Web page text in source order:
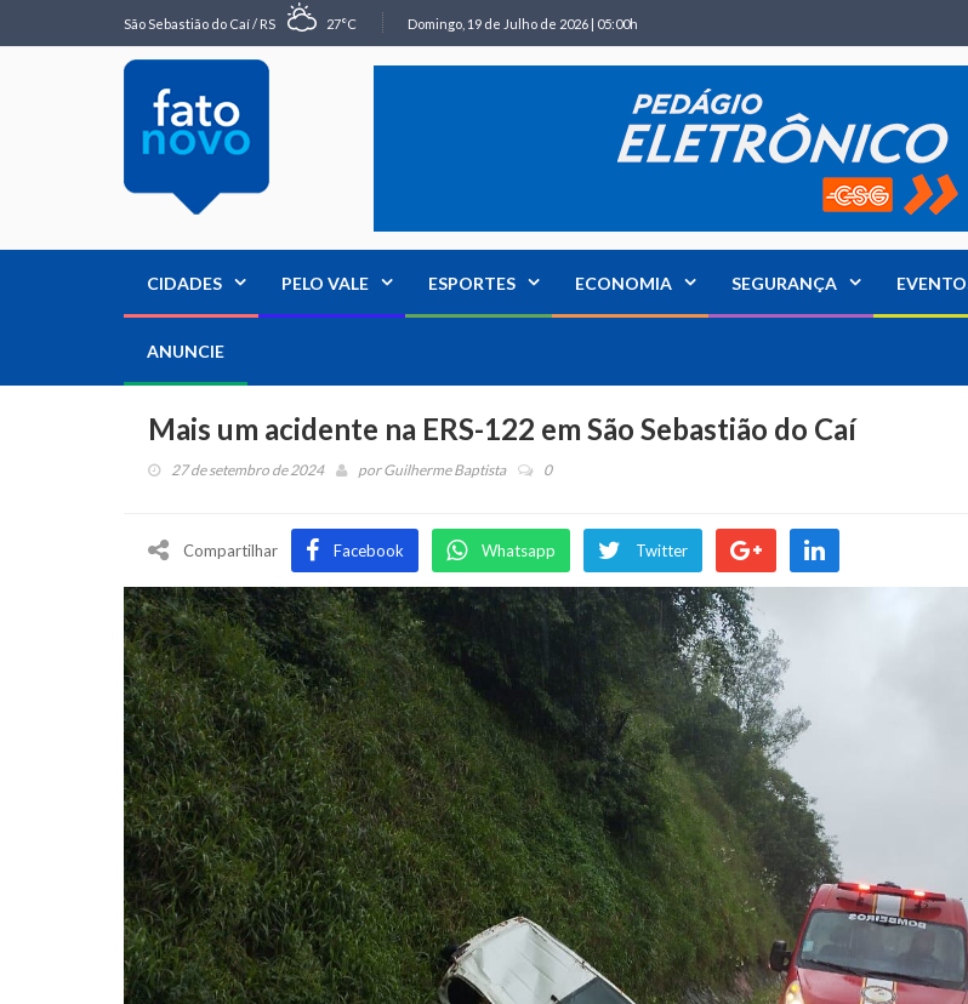
São Sebastião do Caí / RS 27°C Domingo, 19 de Julho de 2026 | 05:00h
CIDADES PELO VALE ESPORTES ECONOMIA SEGURANÇA
ANUNCIE
Mais um acidente na ERS-122 em São Sebastião do Caí
27 de setembro de 2024 porGuilherme Baptista 0
Compartilhar Facebook Whatsapp Twitter